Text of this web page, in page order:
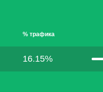
% трафика
16.15%